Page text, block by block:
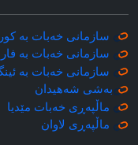
سازمانی خه‌بات به
سازمانی خه‌بات به
سازمانی خه‌بات به
به‌شی شه‌هیدان
ماڵپه‌ڕی خه‌بات مێدیا
ماڵپه‌ڕی لاوان